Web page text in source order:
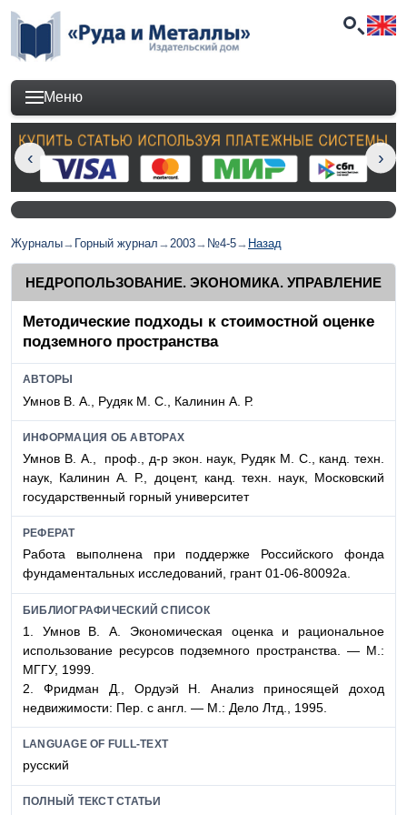
Меню
Журналы→ Горный журнал →2003→ №4-5→ Назад
НЕДРОПОЛЬЗОВАНИЕ. ЭКОНОМИКА. УПРАВЛЕНИЕ
Методические подходы к стоимостной оценке
подземного пространства
АВТОРЫ
Умнов В. А., Рудяк М. С., Калинин А. Р.
ИНФОРМАЦИЯ ОБ АВТОРАХ
Умнов В. А., проф., д-р экон. наук, Рудяк М. С., канд. техн.
наук, Калинин А. Р., доцент, канд. техн. наук, Московский
государственный горный университет
РЕФЕРАТ
Работа выполнена при поддержке Российского фонда
фундаментальных исследований, грант 01-06-80092а.
БИБЛИОГРАФИЧЕСКИЙ СПИСОК
1. Умнов В. А. Экономическая оценка и рациональное
использование ресурсов подземного пространства. — М.:
МГГУ, 1999.
2. Фридман Д., Ордуэй Н. Анализ приносящей доход
недвижимости: Пер. с англ. — М.: Дело Лтд., 1995.
LANGUAGE OF FULL-TEXT
русский
ПОЛНЫЙ ТЕКСТ СТАТЬИ